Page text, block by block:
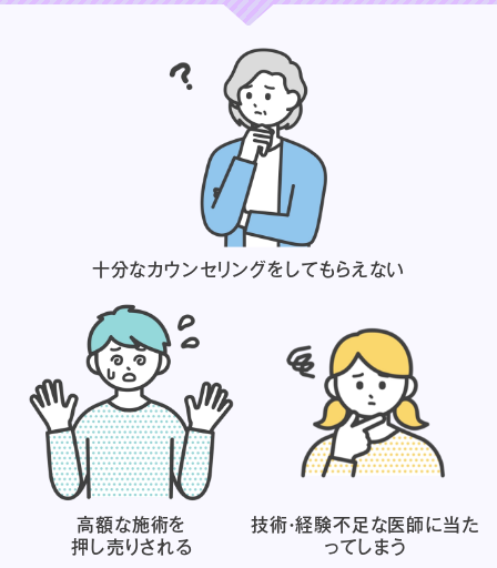
十分なカウンセリングをしてもらえない
高額な施術を
押し売りされる
技術・経験不足な医師に当た
ってしまう